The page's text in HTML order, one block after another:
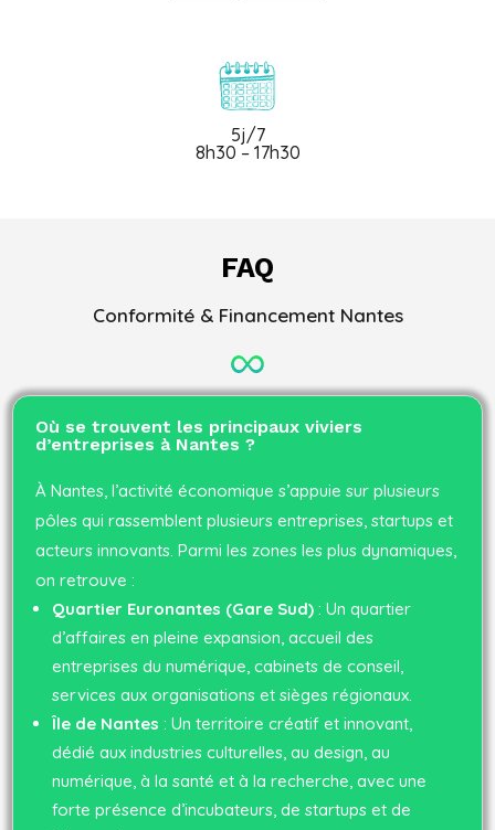
5j/7
8h30 – 17h30
FAQ
Conformité & Financement Nantes
Où se trouvent les principaux viviers
d’entreprises à Nantes ?
À Nantes, l’activité économique s’appuie sur plusieurs
pôles qui rassemblent plusieurs entreprises, startups et
acteurs innovants. Parmi les zones les plus dynamiques,
on retrouve :
Quartier Euronantes (Gare Sud) : Un quartier
d’affaires en pleine expansion, accueil des
entreprises du numérique, cabinets de conseil,
services aux organisations et sièges régionaux.
Île de Nantes : Un territoire créatif et innovant,
dédié aux industries culturelles, au design, au
numérique, à la santé et à la recherche, avec une
forte présence d’incubateurs, de startups et de